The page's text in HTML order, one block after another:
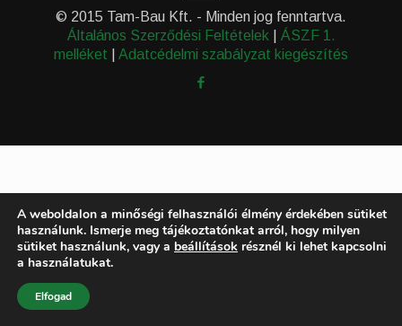
© 2015 Tam-Bau Kft. - Minden jog fenntartva.
Általános Szerződési Feltételek
ÁSZF 1.
melléket
Adatcédelmi szabályzat kiegészítés
A weboldalon a minőségi felhasználói élmény érdekében sütiket
használunk. Ismerje meg tájékoztatónkat arról, hogy milyen
sütiket használunk, vagy a beállítások résznél ki lehet kapcsolni
a használatukat.
Elfogad